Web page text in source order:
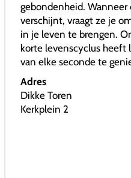
gebondenheid.
verschijnt, vraagt ze je
in je leven te brengen.
korte levenscyclus heeft
van elke seconde te
Adres
Dikke Toren
Kerkplein 2